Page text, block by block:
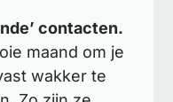
contacten.
maand om je
wakker te